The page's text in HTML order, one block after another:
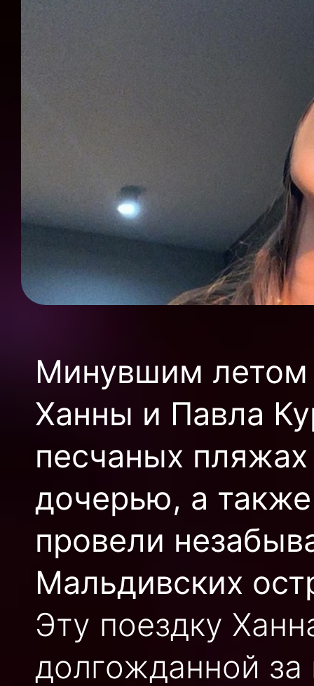
Минувшим летом
Ханны и Павла
песчаных
дочерью, а
провели
Мальдивских
Эту поездку
долгожданной